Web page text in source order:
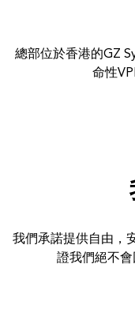
總部位於香港的GZ
命性
我們承諾提供自由，
證我們絕不會